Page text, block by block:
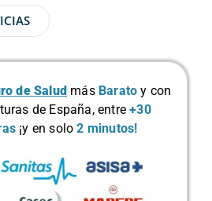
de Salud más Barato y con
de España, entre+30
¡y en solo2 minutos!